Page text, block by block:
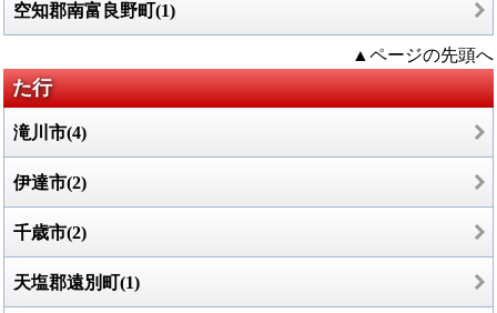
空知郡南富良野町(1)
▲ページの先頭へ
た行
滝川市(4)
伊達市(2)
千歳市(2)
天塩郡遠別町(1)